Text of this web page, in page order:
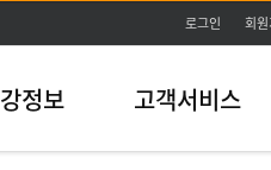
가기
로그인 회
정보 고객서비스